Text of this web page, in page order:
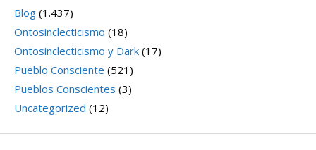
Blog (1.437)
Ontosinclecticismo (18)
Ontosinclecticismo y Dark (17)
Pueblo Consciente (521)
Pueblos Conscientes (3)
Uncategorized (12)